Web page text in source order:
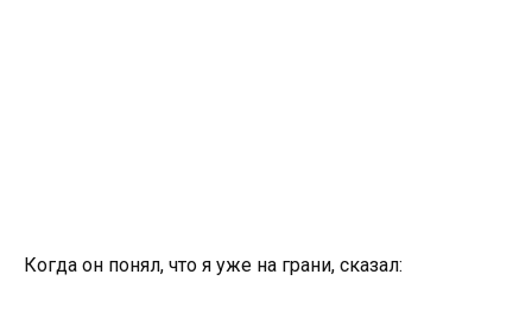
Когда он понял, что я уже на грани, сказал: